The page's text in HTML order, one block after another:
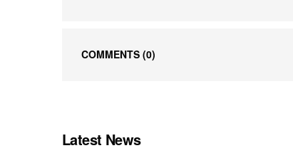
COMMENTS (0)
Latest News